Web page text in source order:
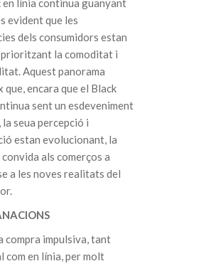
en línia continua guanyant
evident que les
dels consumidors estan
la comoditat i
Aquest panorama
que, encara que el Black
sent un esdeveniment
seua percepció i
estan evolucionant, la
als comerços a
a les noves realitats del
compra impulsiva, tant
com en línia, per molt